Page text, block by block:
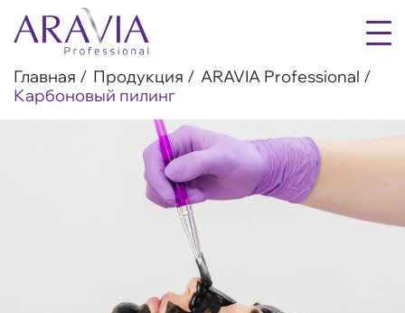
Главная Продукция
ARAVIA Professional
Карбоновый пилинг